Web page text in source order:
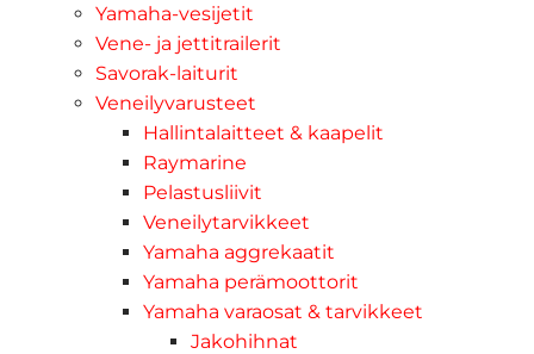
Yamaha-vesijetit
Vene- ja jettitrailerit
Savorak-laiturit
Veneilyvarusteet
Hallintalaitteet & kaapelit
Raymarine
Pelastusliivit
Veneilytarvikkeet
Yamaha aggrekaatit
Yamaha perämoottorit
Yamaha varaosat & tarvikkeet
Jakohihnat